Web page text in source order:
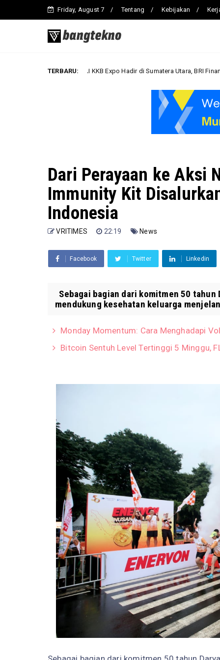
Friday, August 7 Tentang Kebijakan
TERBARU:
BRI KKB Expo Hadir di Sumatera Utara, BRI Finance Tawarkan
Dari Perayaan ke Aksi
Immunity Kit
Indonesia
VRITIMES 22:19 News
Facebook Twitter Linkedin
Sebagai bagian dari komitmen 50 tahun
mendukung kesehatan keluarga
Monday Momentum: Cara Menghadapi
Bitcoin Sentuh Level Tertinggi 5 Minggu,